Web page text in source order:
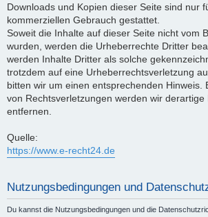
Downloads und Kopien dieser Seite sind nur
kommerziellen Gebrauch gestattet.
Soweit die Inhalte auf dieser Seite nicht vom
wurden, werden die Urheberrechte Dritter
werden Inhalte Dritter als solche
trotzdem auf eine Urheberrechtsverletzung
bitten wir um einen entsprechenden Hinweis.
von Rechtsverletzungen werden wir derartige
entfernen.
Quelle:
https://www.e-recht24.de
Nutzungsbedingungen und
Du kannst die Nutzungsbedingungen und die